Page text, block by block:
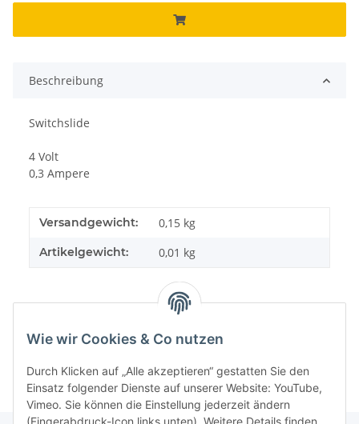
Beschreibung
Switchslide
4 Volt
0,3 Ampere
Versandgewicht: 0,15 kg
Artikelgewicht: 0,01 kg
Wie wir Cookies & Co nutzen
Durch Klicken auf „Alle akzeptieren“ gestatten Sie den
Einsatz folgender Dienste auf unserer Website: YouTube,
Vimeo. Sie können die Einstellung jederzeit ändern